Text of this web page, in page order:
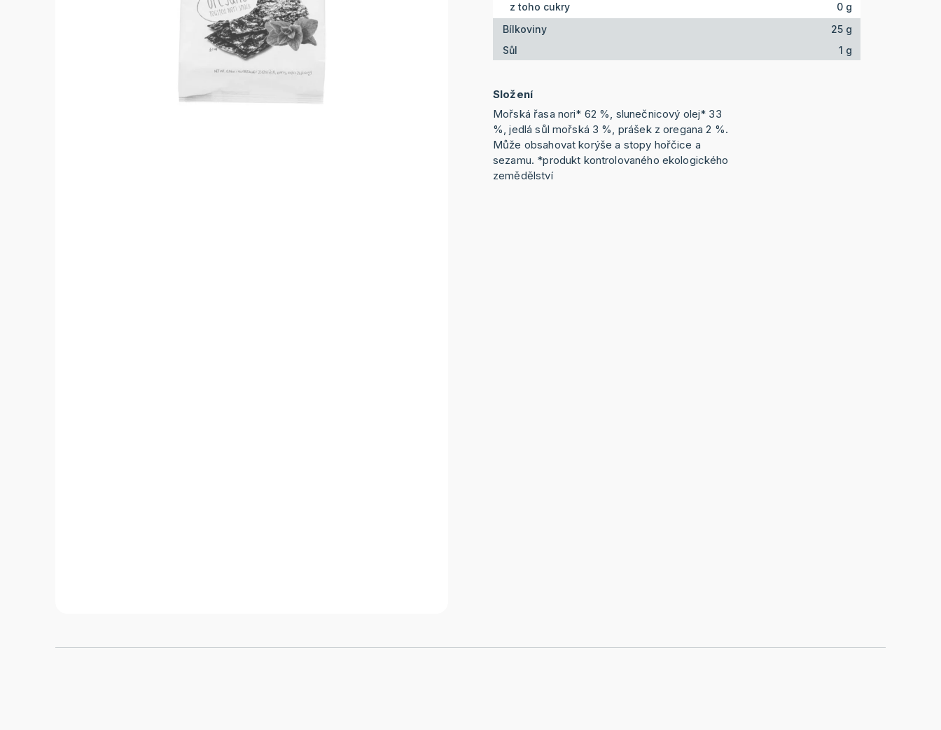
z toho cukry
0 g
Bílkoviny
25 g
Sůl
1 g
Složení
Mořská řasa nori* 62 %, slunečnicový olej* 33
%, jedlá sůl mořská 3 %, prášek z oregana 2 %.
Může obsahovat korýše a stopy hořčice a
sezamu. *produkt kontrolovaného ekologického
zemědělství